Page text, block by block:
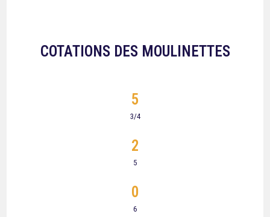
COTATIONS DES MOULINETTES
3/4
5
5
2
6
0